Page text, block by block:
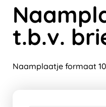
t.b.v.
Naamplaatje formaat